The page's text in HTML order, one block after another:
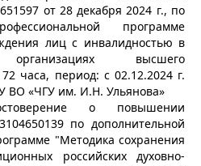
от 28 декабря 2024 г., по
программе
лиц с инвалидностью в
организациях высшего
часа, период: с 02.12.2024 г.
ВО «ЧГУ им. И.Н. Ульянова»
о повышении
по дополнительной
"Методика сохранения
российских духовно-